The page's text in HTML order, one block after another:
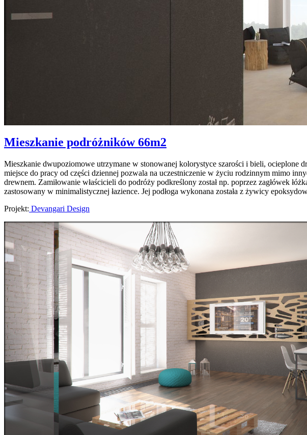
Mieszkanie podróżników 66m2
Mieszkanie dwupoziomowe utrzymane w stonowanej kolorystyce szarości i bieli, ocieplone
miejsce do pracy od części dziennej pozwala na uczestniczenie w życiu rodzinnym mimo
drewnem. Zamiłowanie właścicieli do podróży podkreślony został np. poprzez zagłówek
zastosowany w minimalistycznej łazience. Jej podłoga wykonana została z żywicy
Projekt: Devangari Design